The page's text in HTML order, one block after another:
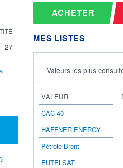
27
ACHETER
MES LISTES
Valeurs les plus
VALEUR
CAC 40
HAFFNER ENERGY
Pétrole Brent
EUTELSAT